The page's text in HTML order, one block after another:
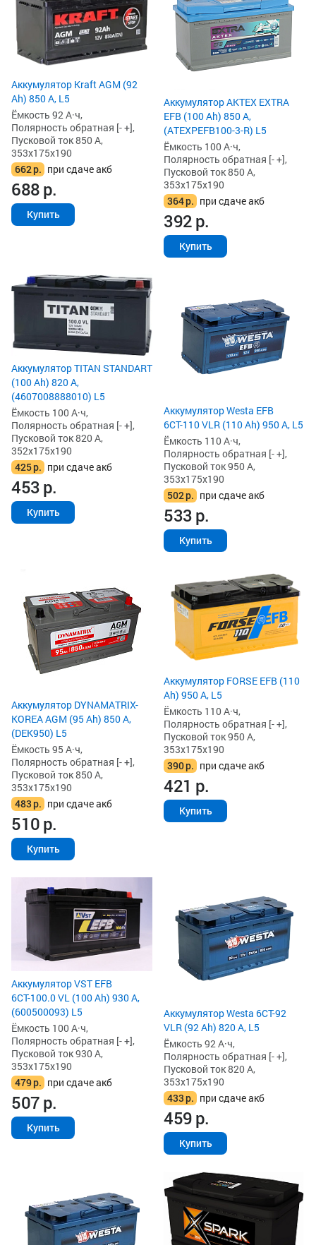
Аккумулятор Kraft AGM (92
Ah) 850 А, L5
Ёмкость 92 А·ч,
Полярность обратная [- +],
Пусковой ток 850 А,
353x175x190
662р. при сдаче акб
688р.
Купить
Аккумулятор AKTEX EXTRA
EFB (100 Ah) 850 А,
(ATEXPEFB100-3-R) L5
Ёмкость 100 А·ч,
Полярность обратная [- +],
Пусковой ток 850 А,
353x175x190
364р. при сдаче акб
392р.
Купить
Аккумулятор TITAN STANDART
(100 Ah) 820 А,
(4607008888010) L5
Ёмкость 100 А·ч,
Полярность обратная [- +],
Пусковой ток 820 А,
352x175x190
425р. при сдаче акб
453р.
Купить
Аккумулятор Westa EFB
6СТ-110 VLR (110 Ah) 950 А, L5
Ёмкость 110 А·ч,
Полярность обратная [- +],
Пусковой ток 950 А,
353x175x190
502р. при сдаче акб
533р.
Купить
Аккумулятор DYNAMATRIX-
KOREA AGM (95 Ah) 850 А,
(DEK950) L5
Ёмкость 95 А·ч,
Полярность обратная [- +],
Пусковой ток 850 А,
353x175x190
483р. при сдаче акб
510р.
Купить
Аккумулятор FORSE EFB (110
Ah) 950 А, L5
Ёмкость 110 А·ч,
Полярность обратная [- +],
Пусковой ток 950 А,
353x175x190
390р. при сдаче акб
421 р.
Купить
Аккумулятор VST EFB
6СТ-100.0 VL (100 Ah) 930 А,
(600500093) L5
Ёмкость 100 А·ч,
Полярность обратная [- +],
Пусковой ток 930 А,
353x175x190
479р. при сдаче акб
507р.
Купить
Аккумулятор Westa 6СТ-92
VLR (92 Ah) 820 А, L5
Ёмкость 92 А·ч,
Полярность обратная [- +],
Пусковой ток 820 А,
353x175x190
433р. при сдаче акб
459р.
Купить